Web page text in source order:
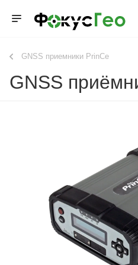
GNSS приемники PrinCe
GNSS